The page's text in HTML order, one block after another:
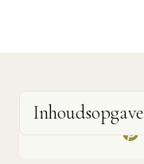
Inhoudsopgave